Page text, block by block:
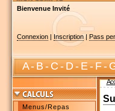
Bienvenue Invité
Connexion| Inscription| Pass
A-B-C-D-E-F-
Menus/Repas